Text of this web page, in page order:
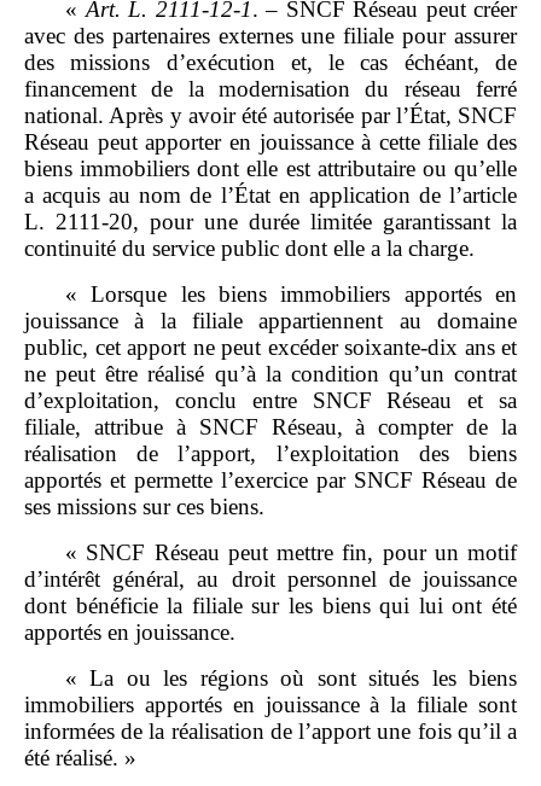
«Art. L. 2111‑12‑1. – SNCF Réseau peut créer
avec des partenaires externes une filiale pour assurer
des missions d’exécution et, le cas échéant, de
financement de la modernisation du réseau ferré
national. Après y avoir été autorisée par l’État, SNCF
Réseau peut apporter en jouissance à cette filiale des
biens immobiliers dont elle est attributaire ou qu’elle
a acquis au nom de l’État en application de l’article
L. 2111‑20, pour une durée limitée garantissant la
continuité du service public dont elle a la charge.
« Lorsque les biens immobiliers apportés en
jouissance à la filiale appartiennent au domaine
public, cet apport ne peut excéder soixante‑dix ans et
ne peut être réalisé qu’à la condition qu’un contrat
d’exploitation, conclu entre SNCF Réseau et sa
filiale, attribue à SNCF Réseau, à compter de la
réalisation de l’apport, l’exploitation des biens
apportés et permette l’exercice par SNCF Réseau de
ses missions sur ces biens.
« SNCF Réseau peut mettre fin, pour un motif
d’intérêt général, au droit personnel de jouissance
dont bénéficie la filiale sur les biens qui lui ont été
apportés en jouissance.
« La ou les régions où sont situés les biens
immobiliers apportés en jouissance à la filiale sont
informées de la réalisation de l’apport une fois qu’il a
été réalisé. »